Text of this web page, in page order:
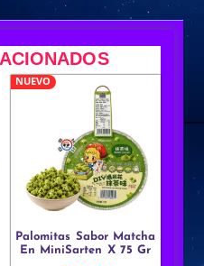
NUEVO
Palomitas Sabor Matcha
En MiniSarten X 75 Gr